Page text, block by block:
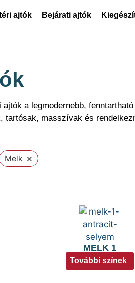
ajtók Bejárati ajtók
a legmodernebb, fenntartható
tartósak, masszívak és
Melk ×
MELK 1
További színek